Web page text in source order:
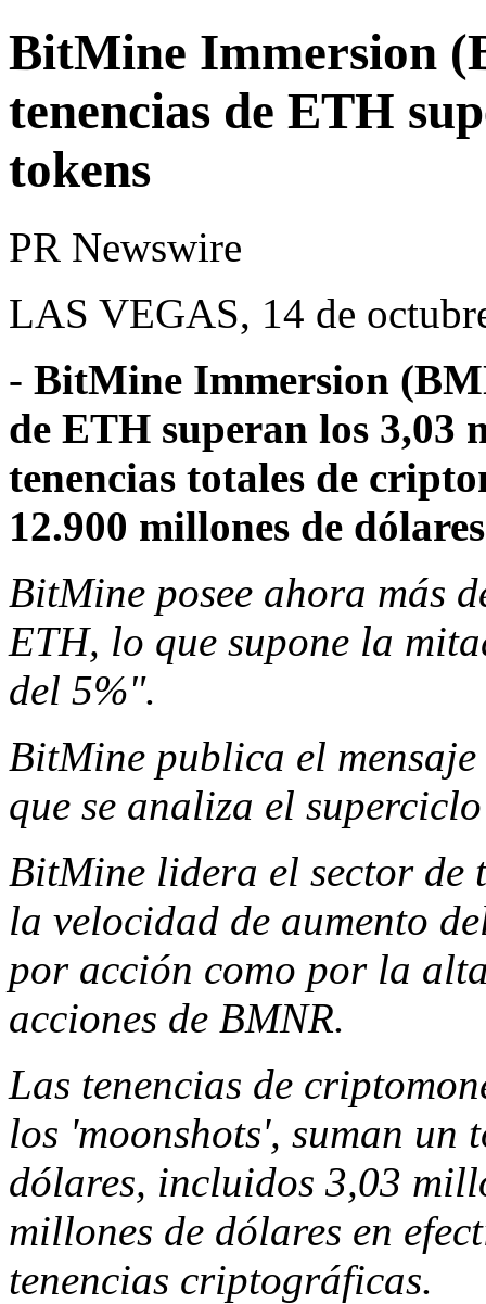
BitMine Immersion
tenencias de ETH
tokens
PR Newswire
LAS VEGAS, 14 de
- BitMine Immersion
de ETH superan los 3,03
tenencias totales de
12.900 millones de dólares
BitMine posee ahora más
ETH, lo que supone la
del 5%".
BitMine publica el
que se analiza el
BitMine lidera el sector
la velocidad de aumento
por acción como por la
acciones de BMNR.
Las tenencias de
los 'moonshots', suman un
dólares, incluidos 3,03
millones de dólares en
tenencias criptográficas.